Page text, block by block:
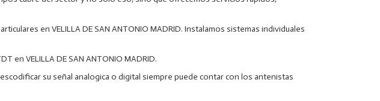
en VELILLA DE SAN ANTONIO MADRID. Instalamos sistemas individuales
VELILLA DE SAN ANTONIO MADRID.
su señal analogica o digital siempre puede contar con los antenistas